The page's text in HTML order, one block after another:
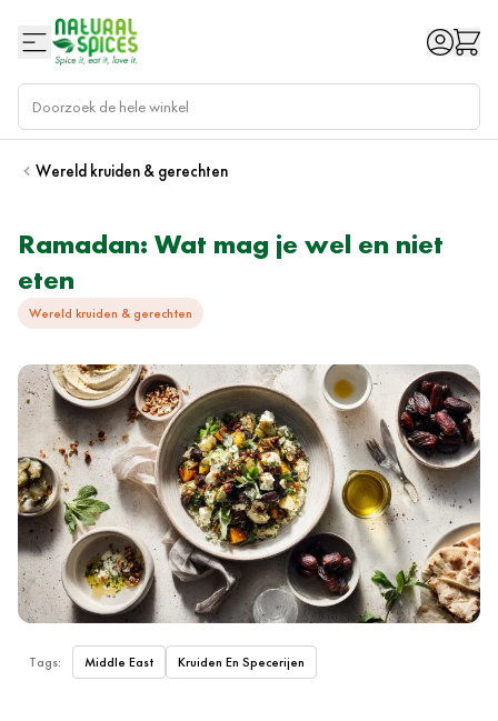
Wereld kruiden & gerechten
Ramadan: Wat mag je wel en niet
eten
Wereld kruiden & gerechten
Tags: Middle East Kruiden En Specerijen